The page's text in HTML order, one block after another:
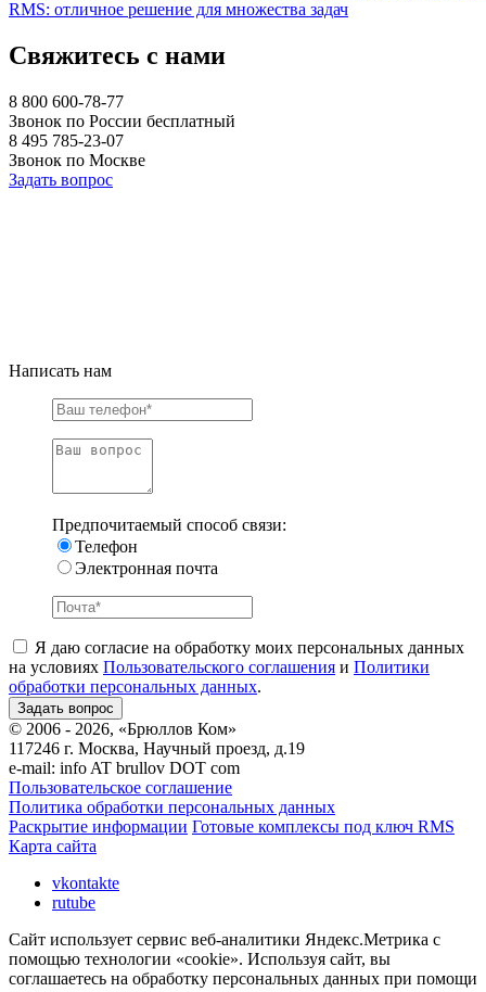
RMS: отличное решение для множества задач
Свяжитесь с нами
8 800 600-78-77
Звонок по России бесплатный
8 495 785-23-07
Звонок по Москве
Задать вопрос
Написать нам
Предпочитаемый способ связи:
Телефон
Электронная почта
Я даю согласие на обработку моих персональных данных
на условиях Пользовательского соглашения и Политики
обработки персональных данных.
© 2006 - 2026, «Брюллов Ком»
117246 г. Москва, Научный проезд, д.19
e-mail: info AT brullov DOT com
Пользовательское соглашение
Политика обработки персональных данных
Раскрытие информации Готовые комплексы под ключ RMS
Карта сайта
vkontakte
rutube
Сайт использует сервис веб-аналитики Яндекс.Метрика с
помощью технологии «cookie». Используя сайт, вы
соглашаетесь на обработку персональных данных при помощи